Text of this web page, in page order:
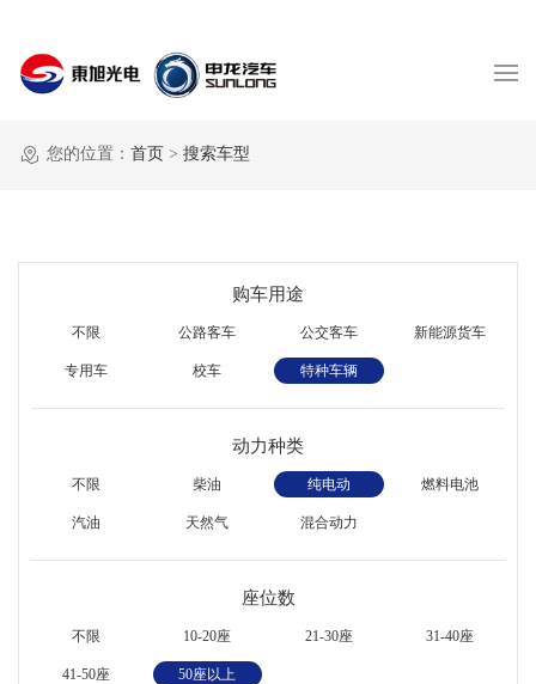
您的位置： 首页 > 搜索车型
购车用途
不限 公路客车 公交客车 新能源货车
专用车 校车 特种车辆
动力种类
不限 柴油 纯电动 燃料电池
汽油 天然气 混合动力
座位数
不限 10-20座 21-30座 31-40座
41-50座 50座以上